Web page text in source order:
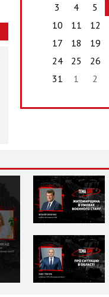
3
4 5
10
11 12
17
18 19
24
25 26
31
1 2